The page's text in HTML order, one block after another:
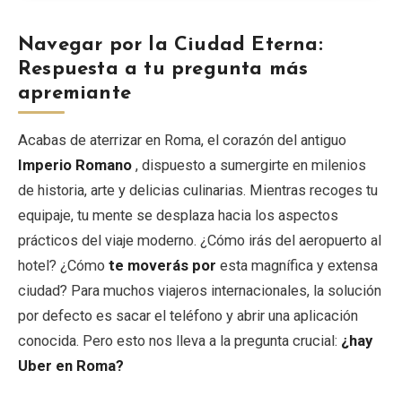
License Plates
Sobre nosotros
EN DE ES FR IT
Navegar por la Ciudad Eterna:
Respuesta a tu pregunta más
apremiante
Acabas de aterrizar en Roma, el corazón del antiguo
Imperio Romano , dispuesto a sumergirte en milenios
de historia, arte y delicias culinarias. Mientras recoges tu
equipaje, tu mente se desplaza hacia los aspectos
prácticos del viaje moderno. ¿Cómo irás del aeropuerto al
hotel? ¿Cómo te moverás por esta magnífica y extensa
ciudad? Para muchos viajeros internacionales, la solución
por defecto es sacar el teléfono y abrir una aplicación
conocida. Pero esto nos lleva a la pregunta crucial: ¿hay
Uber en Roma?